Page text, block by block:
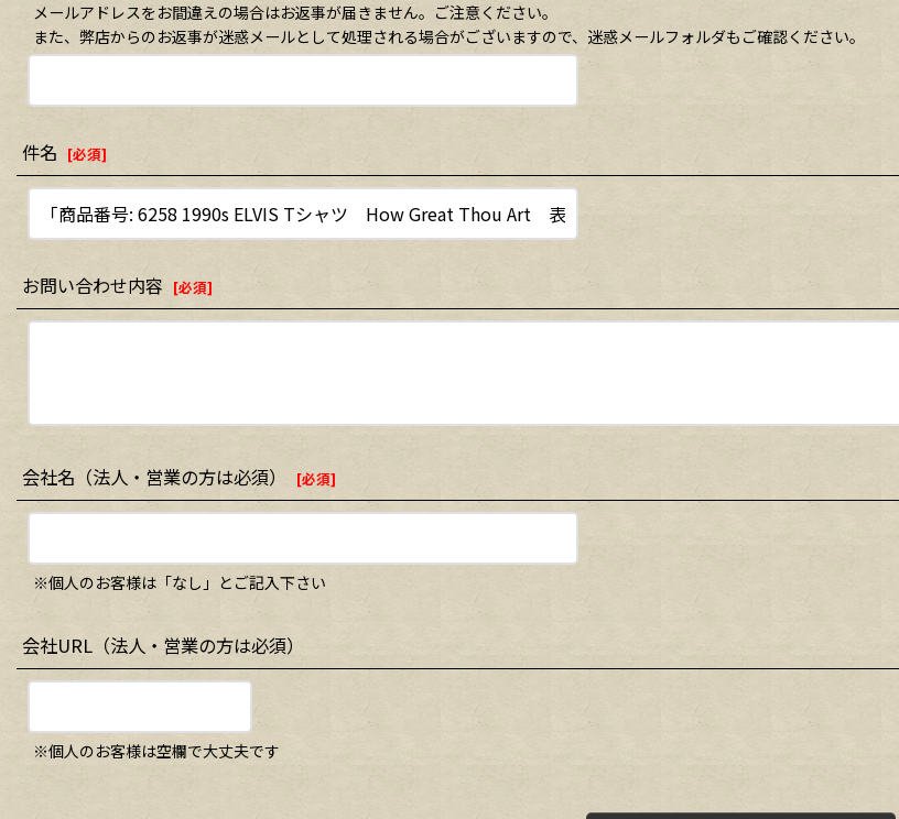
メールアドレスをお間違えの場合はお返事が届きません。ご注意ください。
また、弊店からのお返事が迷惑メールとして処理される場合がございますので、迷惑メールフォルダもご確認ください。
件名 [必須]
お問い合わせ内容 [必須]
会社名（法人・営業の方は必須） [必須]
※個人のお客様は「なし」とご記入下さい
会社URL（法人・営業の方は必須）
※個人のお客様は空欄で大丈夫です